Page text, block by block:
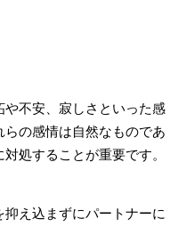
不安、寂しさといった感
の感情は自然なものであ
処することが重要です。
え込まずにパートナーに